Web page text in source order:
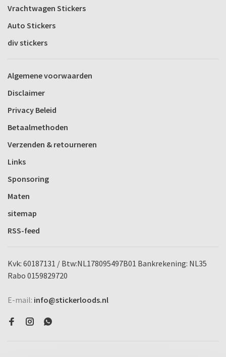
Vrachtwagen Stickers
Auto Stickers
div stickers
Algemene voorwaarden
Disclaimer
Privacy Beleid
Betaalmethoden
Verzenden & retourneren
Links
Sponsoring
Maten
sitemap
RSS-feed
Kvk: 60187131 / Btw:NL178095497B01 Bankrekening: NL35
Rabo 0159829720
E-mail: info@stickerloods.nl